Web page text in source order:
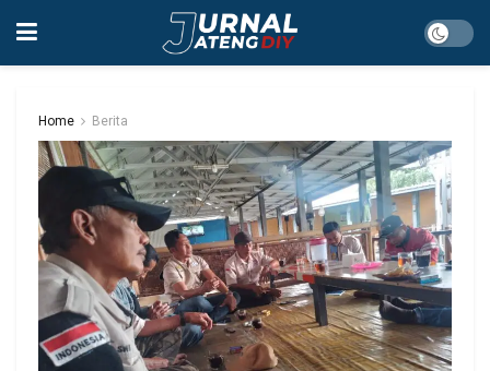
Home Berita